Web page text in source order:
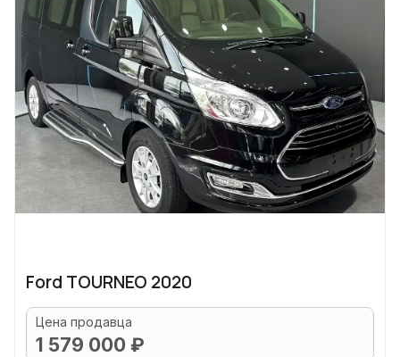
Ford TOURNEO 2020
Цена продавца
1 579 000 ₽